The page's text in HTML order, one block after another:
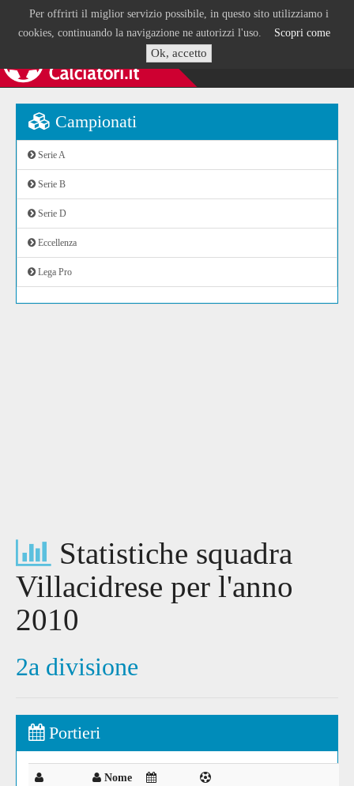
Per offrirti il miglior servizio possibile, in questo sito utilizziamo i
cookies, continuando la navigazione ne autorizzi l'uso. Scopri come
Ok, accetto
Campionati
Serie A
Serie B
Serie D
Eccellenza
Lega Pro
Statistiche squadra
Villacidrese per l'anno
2010
2a divisione
Portieri
Nome